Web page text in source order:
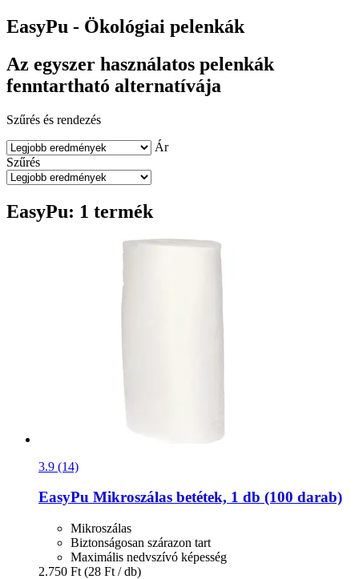
EasyPu - Ökológiai pelenkák
Az egyszer használatos pelenkák
fenntartható alternatívája
Szűrés és rendezés
Ár
Szűrés
EasyPu: 1 termék
3.9 (14)
EasyPu Mikroszálas betétek, 1 db (100 darab)
Mikroszálas
Biztonságosan szárazon tart
Maximális nedvszívó képesség
2.750 Ft (28 Ft / db)